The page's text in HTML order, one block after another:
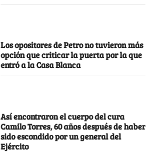
Los opositores de Petro no tuvieron más
opción que criticar la puerta por la que
entró a la Casa Blanca
Así encontraron el cuerpo del cura
Camilo Torres, 60 años después de haber
sido escondido por un general del
Ejército